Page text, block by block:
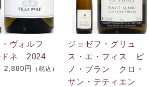
・ヴォルフ
ドネ 2024
2,880円 （税込）
ジョゼフ・グリュ
ス・エ・フィス ピ
ノ・ブラン クロ・
サン・テティエン